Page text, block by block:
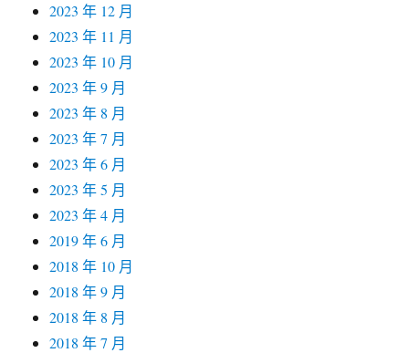
2023 年 12 月
2023 年 11 月
2023 年 10 月
2023 年 9 月
2023 年 8 月
2023 年 7 月
2023 年 6 月
2023 年 5 月
2023 年 4 月
2019 年 6 月
2018 年 10 月
2018 年 9 月
2018 年 8 月
2018 年 7 月